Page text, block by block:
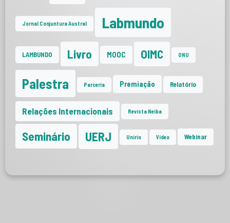
Jornal Conjuntura Austral Labmundo
LAMBUNDO Livro MOOC OIMC ONU
Palestra Parceria Premiação Relatório
Relações Internacionais Revista Neiba
Seminário UERJ Unirio Vídeo Webinar